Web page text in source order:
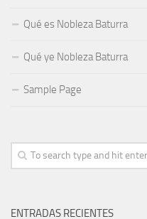
Qué es Nobleza Baturra
Qué ye Nobleza Baturra
Sample Page
ENTRADAS RECIENTES